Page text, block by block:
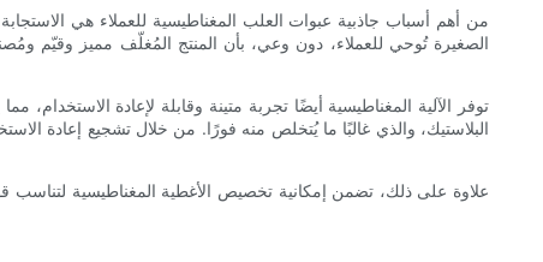
من أهم أسباب جاذبية عبوات العلب المغناطيسية للعملاء هي
الصغيرة تُوحي للعملاء، دون وعي، بأن المنتج المُغلّف مميز وقيّم
توفر الآلية المغناطيسية أيضًا تجربة متينة وقابلة لإعادة
البلاستيك، والذي غالبًا ما يُتخلص منه فورًا. من خلال تشجيع إعادة
علاوة على ذلك، تضمن إمكانية تخصيص الأغطية المغناطيسية لتناسب